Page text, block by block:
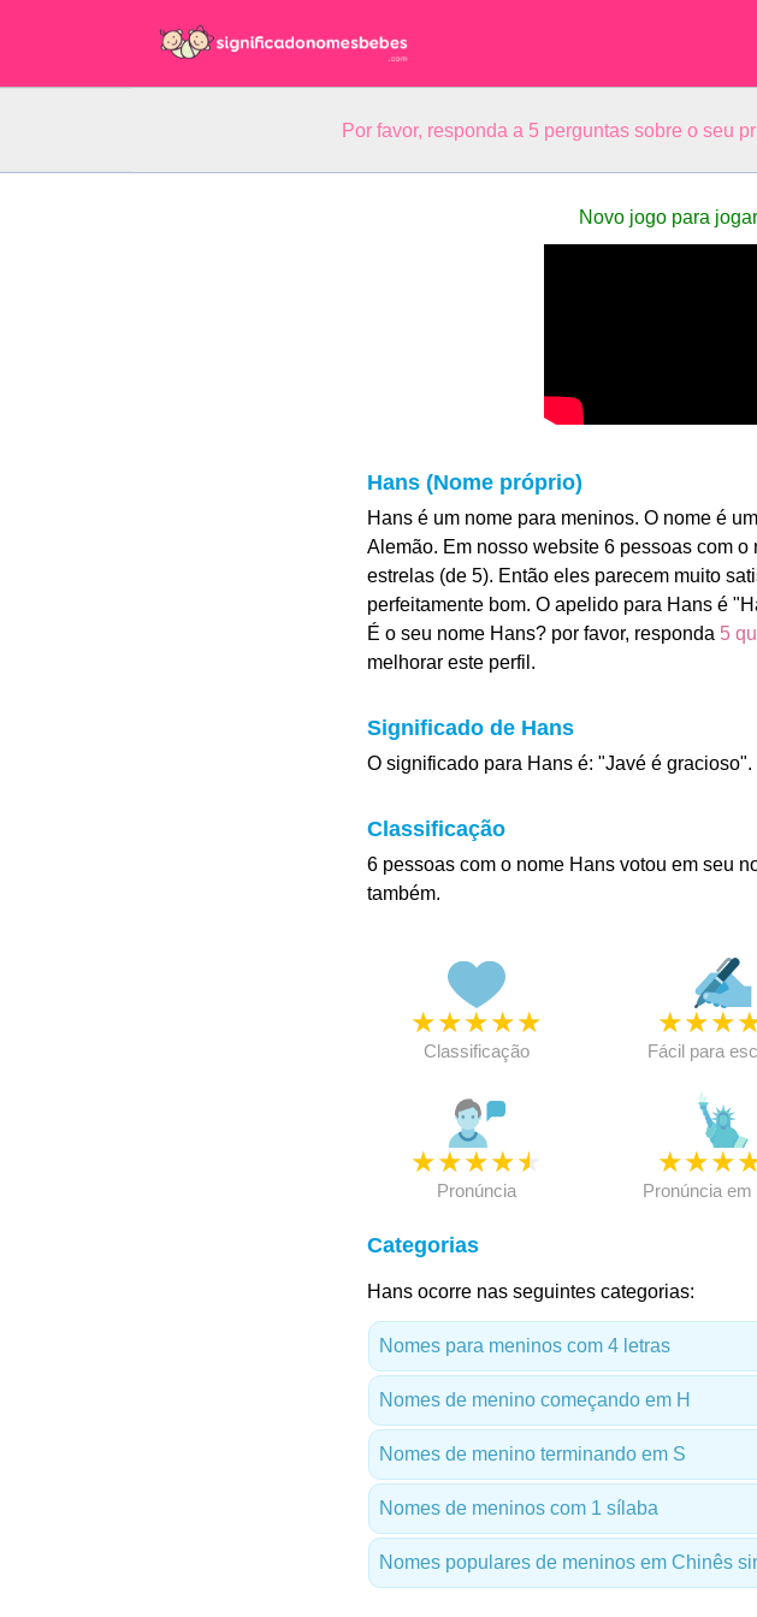
Por favor, responda a 5 perguntas sobre o seu
Novo jogo para
Hans (Nome próprio)
Hans é um nome para meninos. O nome é
Alemão. Em nosso website 6 pessoas com
estrelas (de 5). Então eles parecem muito
perfeitamente bom. O apelido para Hans é
É o seu nome Hans? por favor, responda 5
melhorar este perfil.
Significado de Hans
O significado para Hans é: "Javé é gracioso".
Classificação
6 pessoas com o nome Hans votou em seu
também.
★★★★★
Classificação
★★★
Fácil para
★★★★★
Pronúncia
★★★
Pronúncia em
Categorias
Hans ocorre nas seguintes categorias:
Nomes para meninos com 4 letras
Nomes de menino começando em H
Nomes de menino terminando em S
Nomes de meninos com 1 sílaba
Nomes populares de meninos em Chinês